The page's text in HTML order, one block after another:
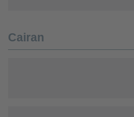
Cairan